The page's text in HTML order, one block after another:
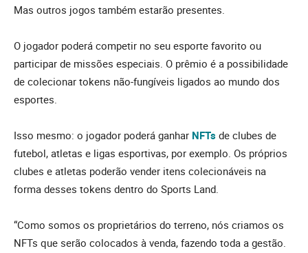
Mas outros jogos também estarão presentes.
O jogador poderá competir no seu esporte favorito ou
participar de missões especiais. O prêmio é a possibilidade
de colecionar tokens não-fungíveis ligados ao mundo dos
esportes.
Isso mesmo: o jogador poderá ganhar NFTs de clubes de
futebol, atletas e ligas esportivas, por exemplo. Os próprios
clubes e atletas poderão vender itens colecionáveis na
forma desses tokens dentro do Sports Land.
“Como somos os proprietários do terreno, nós criamos os
NFTs que serão colocados à venda, fazendo toda a gestão.